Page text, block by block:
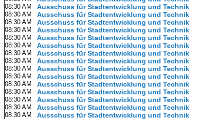
08:30 AM Ausschuss für Stadtentwicklung und Technik
08:30 AM Ausschuss für Stadtentwicklung und Technik
08:30 AM Ausschuss für Stadtentwicklung und Technik
08:30 AM Ausschuss für Stadtentwicklung und Technik
08:30 AM Ausschuss für Stadtentwicklung und Technik
08:30 AM Ausschuss für Stadtentwicklung und Technik
08:30 AM Ausschuss für Stadtentwicklung und Technik
08:30 AM Ausschuss für Stadtentwicklung und Technik
08:30 AM Ausschuss für Stadtentwicklung und Technik
08:30 AM Ausschuss für Stadtentwicklung und Technik
08:30 AM Ausschuss für Stadtentwicklung und Technik
08:30 AM Ausschuss für Stadtentwicklung und Technik
08:30 AM Ausschuss für Stadtentwicklung und Technik
08:30 AM Ausschuss für Stadtentwicklung und Technik
08:30 AM Ausschuss für Stadtentwicklung und Technik